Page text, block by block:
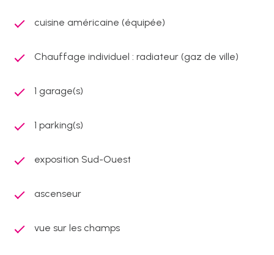
cuisine américaine (équipée)
Chauffage individuel : radiateur (gaz de ville)
1 garage(s)
1 parking(s)
exposition Sud-Ouest
ascenseur
vue sur les champs